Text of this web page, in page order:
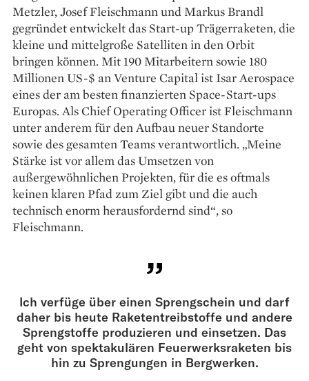
Metzler, Josef Fleischmann und Markus Brandl
gegründet entwickelt das Start-up Trägerraketen, die
kleine und mittelgroße Satelliten in den Orbit
bringen können. Mit 190 Mitarbeitern sowie 180
Millionen US-$ an Venture Capital ist Isar Aerospace
eines der am besten finanzierten Space-Start-ups
Europas. Als Chief Operating Officer ist Fleischmann
unter anderem für den Aufbau neuer Standorte
sowie des gesamten Teams verantwortlich. „Meine
Stärke ist vor allem das Umsetzen von
außergewöhnlichen Projekten, für die es oftmals
keinen klaren Pfad zum Ziel gibt und die auch
technisch enorm herausfordernd sind“, so
Fleischmann.
Ich verfüge über einen Sprengschein und darf
daher bis heute Raketentreibstoffe und andere
Sprengstoffe produzieren und einsetzen. Das
geht von spektakulären Feuerwerksraketen bis
hin zu Sprengungen in Bergwerken.